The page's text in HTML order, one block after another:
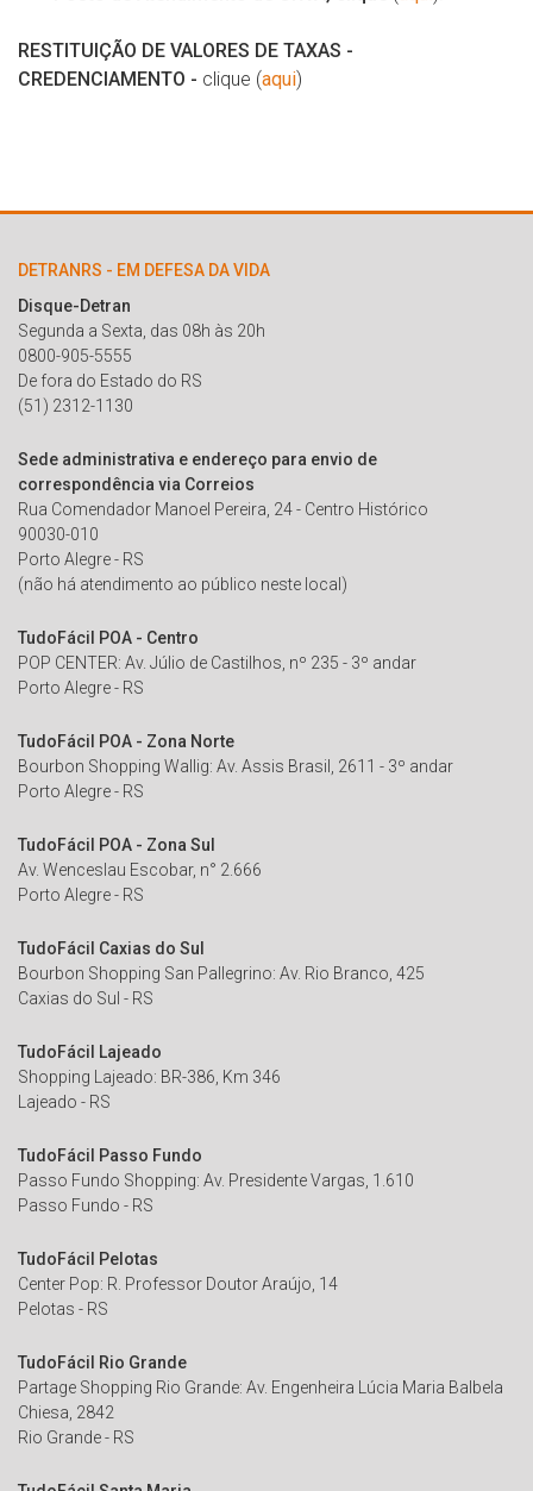
RESTITUIÇÃO DE VALORES DE TAXAS -
CREDENCIAMENTO - clique (aqui)
DETRANRS - EM DEFESA DA VIDA
Disque-Detran
Segunda a Sexta, das 08h às 20h
0800-905-5555
De fora do Estado do RS
(51) 2312-1130
Sede administrativa e endereço para envio de
correspondência via Correios
Rua Comendador Manoel Pereira, 24 - Centro Histórico
90030-010
Porto Alegre - RS
(não há atendimento ao público neste local)
TudoFácil POA - Centro
POP CENTER: Av. Júlio de Castilhos, nº 235 - 3º andar
Porto Alegre - RS
TudoFácil POA - Zona Norte
Bourbon Shopping Wallig: Av. Assis Brasil, 2611 - 3º andar
Porto Alegre - RS
TudoFácil POA - Zona Sul
Av. Wenceslau Escobar, n° 2.666
Porto Alegre - RS
TudoFácil Caxias do Sul
Bourbon Shopping San Pallegrino: Av. Rio Branco, 425
Caxias do Sul - RS
TudoFácil Lajeado
Shopping Lajeado: BR-386, Km 346
Lajeado - RS
TudoFácil Passo Fundo
Passo Fundo Shopping: Av. Presidente Vargas, 1.610
Passo Fundo - RS
TudoFácil Pelotas
Center Pop: R. Professor Doutor Araújo, 14
Pelotas - RS
TudoFácil Rio Grande
Partage Shopping Rio Grande: Av. Engenheira Lúcia Maria Balbela
Chiesa, 2842
Rio Grande - RS